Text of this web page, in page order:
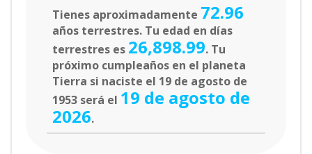
Tienes aproximadamente 72.96
años terrestres. Tu edad en días
terrestres es 26,898.99. Tu
próximo cumpleaños en el planeta
Tierra si naciste el 19 de agosto de
1953 será el 19 de agosto de
2026.